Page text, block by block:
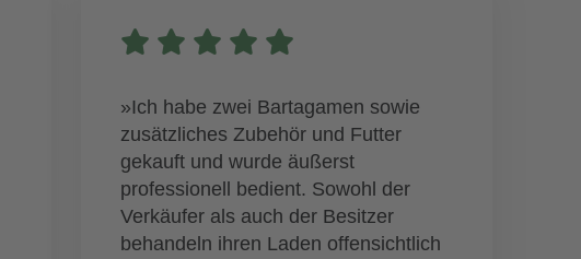
»Ich habe zwei Bartagamen sowie
zusätzliches Zubehör und Futter
gekauft und wurde äußerst
professionell bedient. Sowohl der
Verkäufer als auch der Besitzer
behandeln ihren Laden offensichtlich